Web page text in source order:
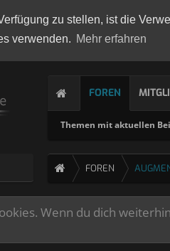
zu stellen, ist die
verwenden. Mehr erfahren
FOREN
Themen mit aktuellen
FOREN
Wenn du dich